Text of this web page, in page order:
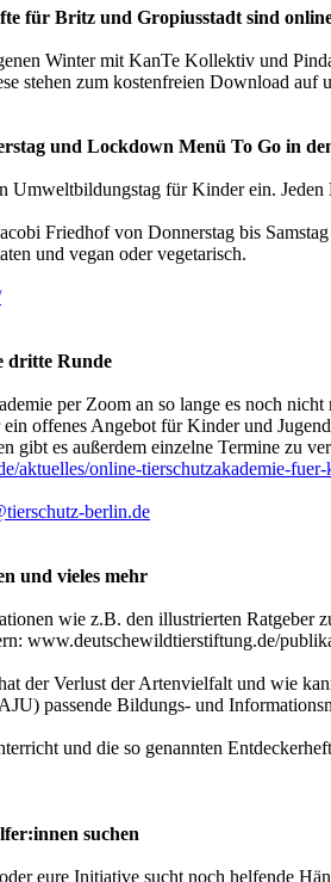
für Britz und Gropiusstadt sind
Winter mit KanTe Kollektiv und
stehen zum kostenfreien Download auf
und Lockdown Menü To Go in
Umweltbildungstag für Kinder ein.
Friedhof von Donnerstag bis
und vegan oder vegetarisch.
dritte Runde
per Zoom an so lange es noch
offenes Angebot für Kinder und
es außerdem einzelne Termine zu
aktuelles/online-tierschutzakademie-
berlin.de
und vieles mehr
wie z.B. den illustrierten
www.deutschewildtierstiftung.de/
der Verlust der Artenvielfalt und wie
passende Bildungs- und
und die so genannten
suchen
eure Initiative sucht noch helfende